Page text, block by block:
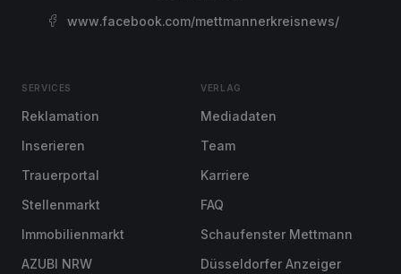
www.facebook.com/mettmannerkreisnews/
SERVICES
Reklamation
Inserieren
Trauerportal
Stellenmarkt
Immobilienmarkt
AZUBI NRW
VERLAG
Mediadaten
Team
Karriere
FAQ
Schaufenster Mettmann
Düsseldorfer Anzeiger